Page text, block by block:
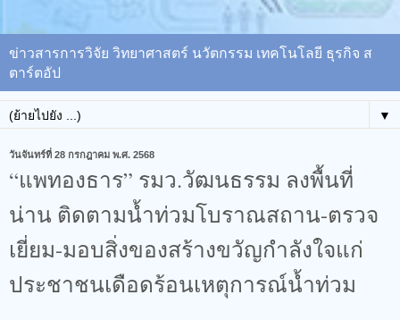
ข่าวสารการวิจัย วิทยาศาสตร์ นวัตกรรม เทคโนโลยี ธุรกิจ ส
ตาร์ตอัป
▼
วันจันทร์ที่ 28 กรกฎาคม พ.ศ. 2568
“แพทองธาร” รมว.วัฒนธรรม ลงพื้นที่
น่าน ติดตามน้ำท่วมโบราณสถาน-ตรวจ
เยี่ยม-มอบสิ่งของสร้างขวัญกำลังใจแก่
ประชาชนเดือดร้อนเหตุการณ์น้ำท่วม